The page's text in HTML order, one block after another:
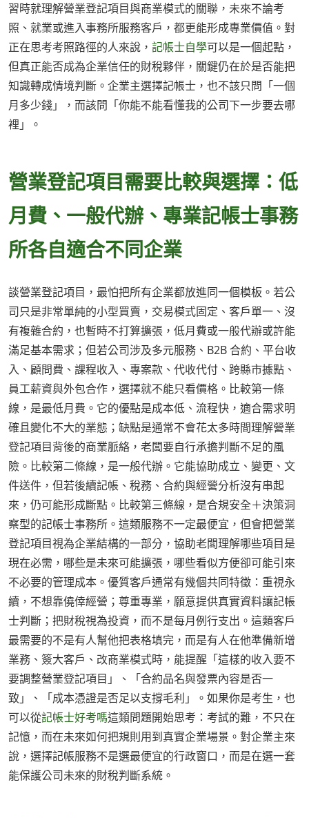
習時就理解營業登記項目與商業模式的關聯，未來不論考
照、就業或進入事務所服務客戶，都更能形成專業價值。對
正在思考考照路徑的人來說， 記帳士自學可以是一個起點，
但真正能否成為企業信任的財稅夥伴，關鍵仍在於是否能把
知識轉成情境判斷。企業主選擇記帳士，也不該只問「一個
月多少錢」，而該問「你能不能看懂我的公司下一步要去哪
裡」。
營業登記項目需要比較與選擇：低
月費、一般代辦、專業記帳士事務
所各自適合不同企業
談營業登記項目，最怕把所有企業都放進同一個模板。若公
司只是非常單純的小型買賣，交易模式固定、客戶單一、沒
有複雜合約，也暫時不打算擴張，低月費或一般代辦或許能
滿足基本需求；但若公司涉及多元服務、B2B 合約、平台收
入、顧問費、課程收入、專案款、代收代付、跨縣市據點、
員工薪資與外包合作，選擇就不能只看價格。比較第一條
線，是最低月費。它的優點是成本低、流程快，適合需求明
確且變化不大的業態；缺點是通常不會花太多時間理解營業
登記項目背後的商業脈絡，老闆要自行承擔判斷不足的風
險。比較第二條線，是一般代辦。它能協助成立、變更、文
件送件，但若後續記帳、稅務、合約與經營分析沒有串起
來，仍可能形成斷點。比較第三條線，是合規安全＋決策洞
察型的記帳士事務所。這類服務不一定最便宜，但會把營業
登記項目視為企業結構的一部分，協助老闆理解哪些項目是
現在必需，哪些是未來可能擴張，哪些看似方便卻可能引來
不必要的管理成本。優質客戶通常有幾個共同特徵：重視永
續，不想靠僥倖經營；尊重專業，願意提供真實資料讓記帳
士判斷；把財稅視為投資，而不是每月例行支出。這類客戶
最需要的不是有人幫他把表格填完，而是有人在他準備新增
業務、簽大客戶、改商業模式時，能提醒「這樣的收入要不
要調整營業登記項目」、「合約品名與發票內容是否一
致」、「成本憑證是否足以支撐毛利」。如果你是考生，也
可以從記帳士好考嗎這類問題開始思考：考試的難，不只在
記憶，而在未來如何把規則用到真實企業場景。對企業主來
說，選擇記帳服務不是選最便宜的行政窗口，而是在選一套
能保護公司未來的財稅判斷系統。